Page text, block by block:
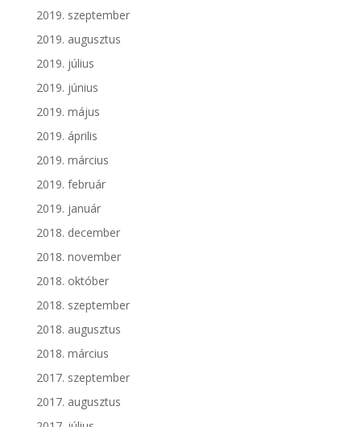
2019. szeptember
2019. augusztus
2019. július
2019. június
2019. május
2019. április
2019. március
2019. február
2019. január
2018. december
2018. november
2018. október
2018. szeptember
2018. augusztus
2018. március
2017. szeptember
2017. augusztus